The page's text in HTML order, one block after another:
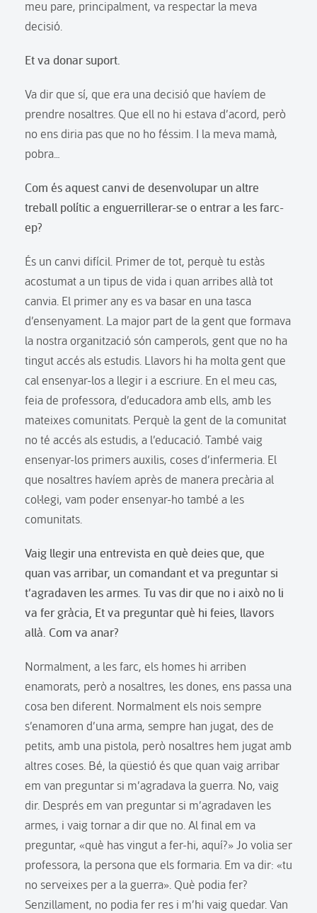
meu pare, principalment, va respectar la meva
decisió.
Et va donar suport.
Va dir que sí, que era una decisió que havíem de
prendre nosaltres. Que ell no hi estava d’acord, però
no ens diria pas que no ho féssim. I la meva mamà,
pobra…
Com és aquest canvi de desenvolupar un altre
treball polític a enguerrillerar-se o entrar a les farc-
ep?
És un canvi difícil. Primer de tot, perquè tu estàs
acostumat a un tipus de vida i quan arribes allà tot
canvia. El primer any es va basar en una tasca
d’ensenyament. La major part de la gent que formava
la nostra organització són camperols, gent que no ha
tingut accés als estudis. Llavors hi ha molta gent que
cal ensenyar-los a llegir i a escriure. En el meu cas,
feia de professora, d’educadora amb ells, amb les
mateixes comunitats. Perquè la gent de la comunitat
no té accés als estudis, a l’educació. També vaig
ensenyar-los primers auxilis, coses d’infermeria. El
que nosaltres havíem après de manera precària al
col·legi, vam poder ensenyar-ho també a les
comunitats.
Vaig llegir una entrevista en què deies que, que
quan vas arribar, un comandant et va preguntar si
t’agradaven les armes. Tu vas dir que no i això no li
va fer gràcia, Et va preguntar què hi feies, llavors
allà. Com va anar?
Normalment, a les farc, els homes hi arriben
enamorats, però a nosaltres, les dones, ens passa una
cosa ben diferent. Normalment els nois sempre
s’enamoren d’una arma, sempre han jugat, des de
petits, amb una pistola, però nosaltres hem jugat amb
altres coses. Bé, la qüestió és que quan vaig arribar
em van preguntar si m’agradava la guerra. No, vaig
dir. Després em van preguntar si m’agradaven les
armes, i vaig tornar a dir que no. Al final em va
preguntar, «què has vingut a fer-hi, aquí?» Jo volia ser
professora, la persona que els formaria. Em va dir: «tu
no serveixes per a la guerra». Què podia fer?
Senzillament, no podia fer res i m’hi vaig quedar. Van